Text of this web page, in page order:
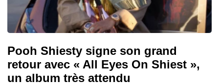
Pooh Shiesty signe son grand
retour avec « All Eyes On Shiest »,
un album très attendu